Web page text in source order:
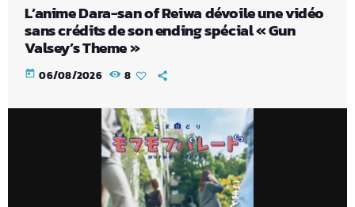
L’anime Dara-san of Reiwa dévoile une vidéo
sans crédits de son ending spécial « Gun
Valsey’s Theme »
today 06/08/2026 8